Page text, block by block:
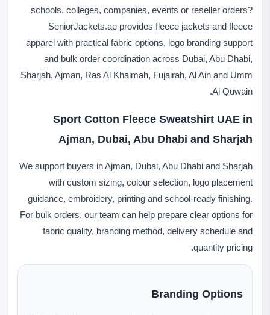
schools, colleges, companies, events or reseller orders?
SeniorJackets.ae provides fleece jackets and fleece
apparel with practical fabric options, logo branding support
and bulk order coordination across Dubai, Abu Dhabi,
Sharjah, Ajman, Ras Al Khaimah, Fujairah, Al Ain and Umm
Al Quwain.
Sport Cotton Fleece Sweatshirt UAE in
Ajman, Dubai, Abu Dhabi and Sharjah
We support buyers in Ajman, Dubai, Abu Dhabi and Sharjah
with custom sizing, colour selection, logo placement
guidance, embroidery, printing and school-ready finishing.
For bulk orders, our team can help prepare clear options for
fabric quality, branding method, delivery schedule and
quantity pricing.
Branding Options